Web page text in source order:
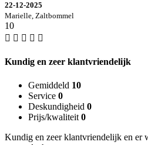
22-12-2025
Marielle, Zaltbommel
10
Kundig en zeer klantvriendelijk
Gemiddeld 10
Service 0
Deskundigheid 0
Prijs/kwaliteit 0
Kundig en zeer klantvriendelijk en er